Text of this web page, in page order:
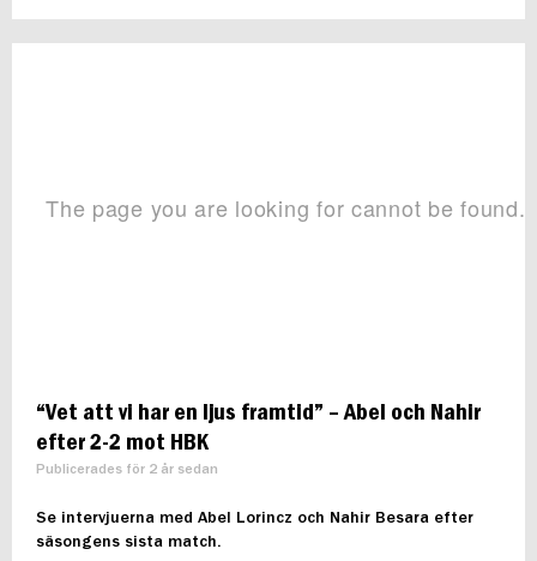
“Vet att vi har en ljus framtid” – Abel och Nahir
efter 2-2 mot HBK
Publicerades för 2 år sedan
Se intervjuerna med Abel Lorincz och Nahir Besara efter
säsongens sista match.